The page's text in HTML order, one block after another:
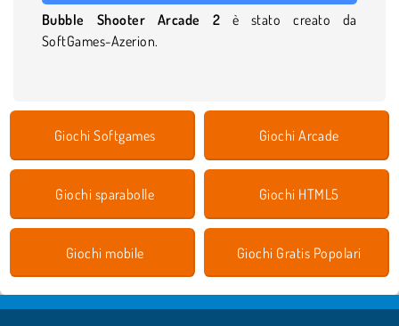
Bubble Shooter Arcade 2 è stato creato da
SoftGames-Azerion.
Giochi Softgames Giochi Arcade
Giochi sparabolle Giochi HTML5
Giochi mobile Giochi Gratis Popolari